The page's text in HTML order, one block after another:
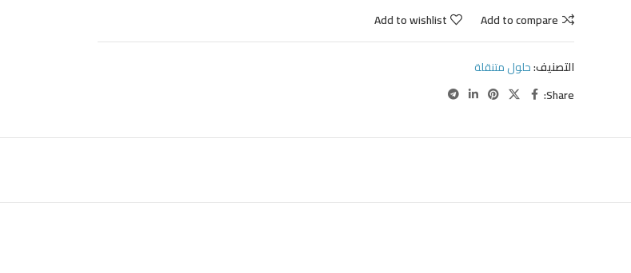
Add to compare
Add to wishlist
التصنيف:حلول متنقلة
Share: